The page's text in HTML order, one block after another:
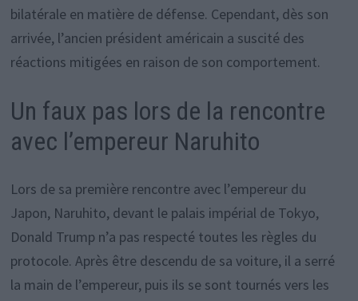
bilatérale en matière de défense. Cependant, dès son
arrivée, l’ancien président américain a suscité des
réactions mitigées en raison de son comportement.
Un faux pas lors de la rencontre
avec l’empereur Naruhito
Lors de sa première rencontre avec l’empereur du
Japon, Naruhito, devant le palais impérial de Tokyo,
Donald Trump n’a pas respecté toutes les règles du
protocole. Après être descendu de sa voiture, il a serré
la main de l’empereur, puis ils se sont tournés vers les